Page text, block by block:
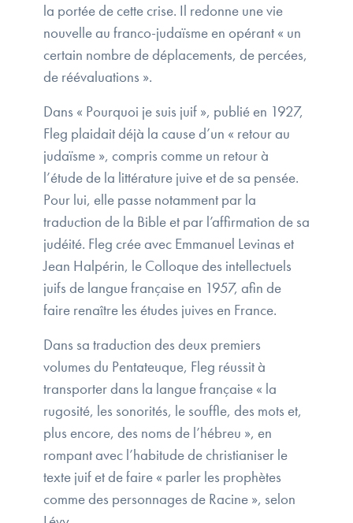
la portée de cette crise. Il redonne une vie
nouvelle au franco-judaïsme en opérant « un
certain nombre de déplacements, de percées,
de réévaluations ».
Dans « Pourquoi je suis juif », publié en 1927,
Fleg plaidait déjà la cause d’un « retour au
judaïsme », compris comme un retour à
l’étude de la littérature juive et de sa pensée.
Pour lui, elle passe notamment par la
traduction de la Bible et par l’affirmation de sa
judéité. Fleg crée avec Emmanuel Levinas et
Jean Halpérin, le Colloque des intellectuels
juifs de langue française en 1957, afin de
faire renaître les études juives en France.
Dans sa traduction des deux premiers
volumes du Pentateuque, Fleg réussit à
transporter dans la langue française « la
rugosité, les sonorités, le souffle, des mots et,
plus encore, des noms de l’hébreu », en
rompant avec l’habitude de christianiser le
texte juif et de faire « parler les prophètes
comme des personnages de Racine », selon